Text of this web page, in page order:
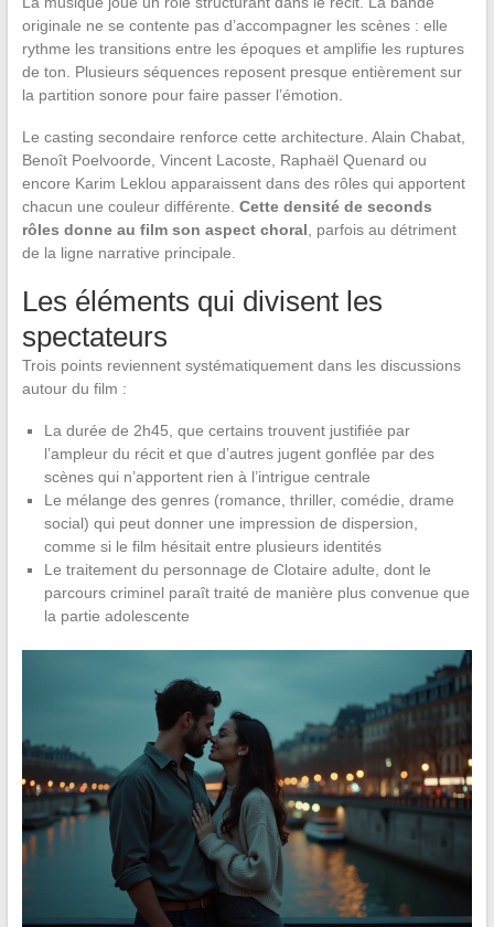
originale ne se contente pas d’accompagner les scènes : elle
rythme les transitions entre les époques et amplifie les ruptures
de ton. Plusieurs séquences reposent presque entièrement sur
la partition sonore pour faire passer l’émotion.
Le casting secondaire renforce cette architecture. Alain Chabat,
Benoît Poelvoorde, Vincent Lacoste, Raphaël Quenard ou
encore Karim Leklou apparaissent dans des rôles qui apportent
chacun une couleur différente. Cette densité de seconds
rôles donne au film son aspect choral , parfois au détriment
de la ligne narrative principale.
Les éléments qui divisent les
spectateurs
Trois points reviennent systématiquement dans les discussions
autour du film :
La durée de 2h45, que certains trouvent justifiée par
l’ampleur du récit et que d’autres jugent gonflée par des
scènes qui n’apportent rien à l’intrigue centrale
Le mélange des genres (romance, thriller, comédie, drame
social) qui peut donner une impression de dispersion,
comme si le film hésitait entre plusieurs identités
Le traitement du personnage de Clotaire adulte, dont le
parcours criminel paraît traité de manière plus convenue que
la partie adolescente